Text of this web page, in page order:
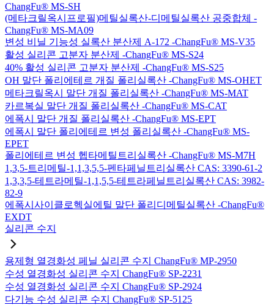
ChangFu® MS-SH
(메타크릴옥시프로필)메틸실록산-디메틸실록산 공중합체 -
ChangFu® MS-MA09
변성 비닐 기능성 실록산 분산제 A-172 -ChangFu® MS-V35
활성 실리콘 고분자 분산제 -ChangFu® MS-S24
40% 활성 실리콘 고분자 분산제 -ChangFu® MS-S25
OH 말단 폴리에테르 개질 폴리실록산 -ChangFu® MS-OHET
메타크릴옥시 말단 개질 폴리실록산 -ChangFu® MS-MAT
카르복실 말단 개질 폴리실록산 -ChangFu® MS-CAT
에폭시 말단 개질 폴리실록산 -ChangFu® MS-EPT
에폭시 말단 폴리에테르 변성 폴리실록산 -ChangFu® MS-
EPET
폴리에테르 변성 헵타메틸트리실록산 -ChangFu® MS-M7H
1,3,5-트리메틸-1,1,3,5,5-펜타페닐트리실록산 CAS: 3390-61-2
1,3,3,5-테트라메틸-1,1,5,5-테트라페닐트리실록산 CAS: 3982-
82-9
에폭시사이클로헥실에틸 말단 폴리디메틸실록산 -ChangFu®
EXDT
실리콘 수지
용제형 열경화성 페닐 실리콘 수지 ChangFu® MP-2950
수성 열경화성 실리콘 수지 ChangFu® SP-2231
수성 열경화성 실리콘 수지 ChangFu® SP-2924
다기능 수성 실리콘 수지 ChangFu® SP-5125